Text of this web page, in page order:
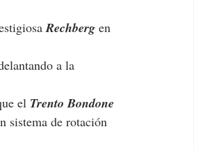
Rechberg en
a la
el Trento Bondone
sistema de rotación